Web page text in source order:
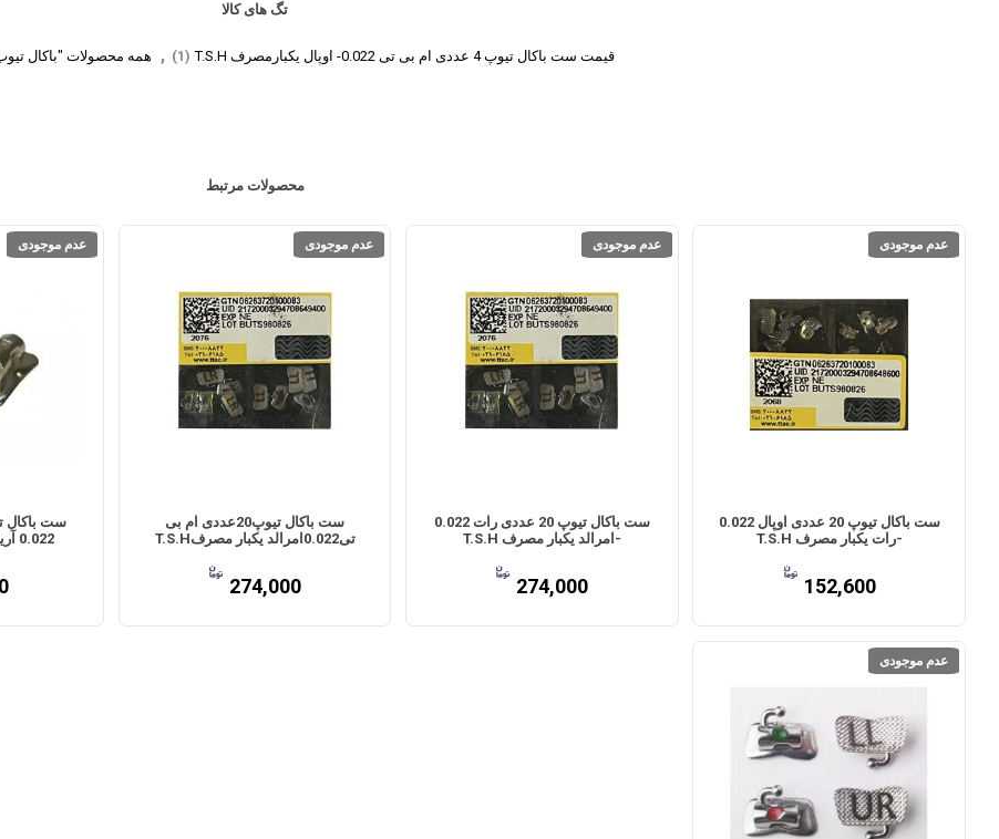
تگ های کالا
قیمت ست باکال تیوپ 4 عددی ام بی تی 0.022- اوپال یکبارمصرف T.S.H (1)
, همه محصولات "باکال
محصولات مرتبط
عدم موجودی
ست باکال تیوپ 20 عددی اوپال 0.022
-رات یکبار مصرف T.S.H
152,600
عدم موجودی
ست باکال تیوپ 20 عددی رات 0.022
-امرالد یکبار مصرف T.S.H
274,000
عدم موجودی
ست باکال تیوپ20عددی ام بی
تی0.022امرالد یکبار مصرفT.S.H
274,000
عدم موجودی
0.022 آریا یکبار مصرف T.S.H
عدم موجودی